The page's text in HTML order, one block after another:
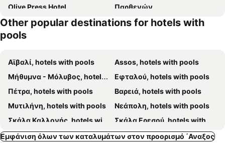
Olive Press Hotel
Παρθενών
Clara
Pasiphae Hotel
Alma Luxury Resort Hotel
Cavo Christo
Assos Alis Farm Boutique & Spa
Marilena
Aeolian Gaea
Στέλλα
Kaloni Bay - Ilyda Suites
Imerti Resort
Idaolea Butik Otel
Other popular destinations for hotels with
pools
Αϊβαλί, hotels with pools
Assos, hotels with pools
Μήθυμνα - Μόλυβος, hotels with pools
Εφταλού, hotels with pools
Πέτρα, hotels with pools
Βαρειά, hotels with pools
Μυτιλήνη, hotels with pools
Νεάπολη, hotels with pools
Σκάλα Καλλονής, hotels with pools
Σκάλα Ερεσού, hotels with pools
Πύργοι Θερμής, hotels with pools
Αγιάσος, hotels with pools
Εμφάνιση όλων των καταλυμάτων στον προορισμό ΄Αναξος